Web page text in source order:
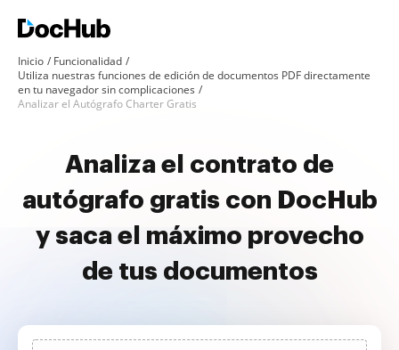
Inicio
Funcionalidad
Utiliza nuestras funciones de edición de documentos PDF directamente
en tu navegador sin complicaciones
Analizar el Autógrafo Charter Gratis
Analiza el contrato de
autógrafo gratis con DocHub
y saca el máximo provecho
de tus documentos